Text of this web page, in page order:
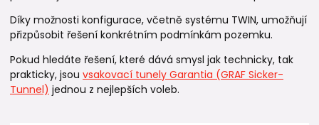
Díky možnosti konfigurace, včetně systému TWIN, umožňují
přizpůsobit řešení konkrétním podmínkám pozemku.
Pokud hledáte řešení, které dává smysl jak technicky, tak
prakticky, jsou vsakovací tunely Garantia (GRAF Sicker-
Tunnel) jednou z nejlepších voleb.